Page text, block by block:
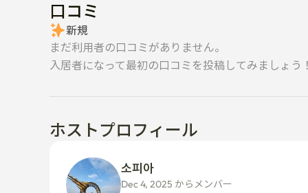
口コミ
新規
まだ利用者の口コミがありません。
入居者になって最初の口コミを投稿してみましょう
ホストプロフィール
Dec 4, 2025 からメンバー